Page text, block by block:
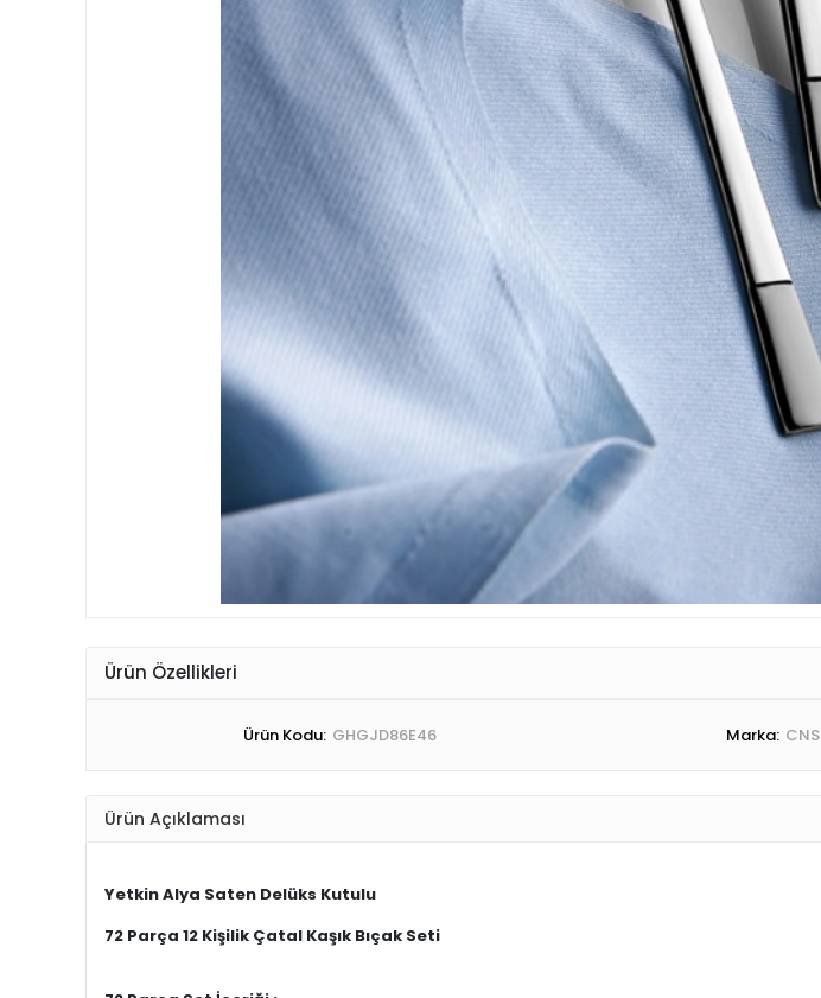
Ürün Özellikleri
Ürün Kodu: GHGJD86E46 Marka:
Ürün Açıklaması
YetkinAlya Saten Delüks Kutulu
72 Parça 12 Kişilik Çatal Kaşık Bıçak Seti